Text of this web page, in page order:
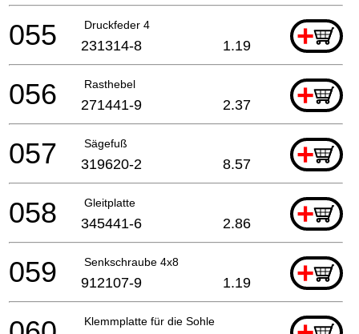
Druckfeder 4 +
055 231314-8 1.19
Rasthebel +
056 271441-9 2.37
Sägefuß +
057 319620-2 8.57
Gleitplatte +
058 345441-6 2.86
Senkschraube 4x8 +
059 912107-9 1.19
Klemmplatte für die Sohle